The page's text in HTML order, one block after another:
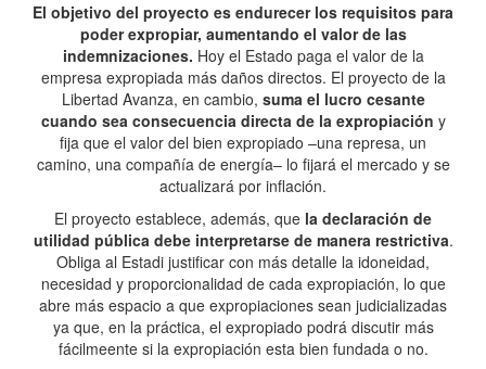
El objetivo del proyecto es endurecer los requisitos para
poder expropiar, aumentando el valor de las
indemnizaciones. Hoy el Estado paga el valor de la
empresa expropiada más daños directos. El proyecto de la
Libertad Avanza, en cambio, suma el lucro cesante
cuando sea consecuencia directa de la expropiación y
fija que el valor del bien expropiado –una represa, un
camino, una compañía de energía– lo fijará el mercado y se
actualizará por inflación.
El proyecto establece, además, que la declaración de
utilidad pública debe interpretarse de manera restrictiva.
Obliga al Estadi justificar con más detalle la idoneidad,
necesidad y proporcionalidad de cada expropiación, lo que
abre más espacio a que expropiaciones sean judicializadas
ya que, en la práctica, el expropiado podrá discutir más
fácilmeente si la expropiación esta bien fundada o no.